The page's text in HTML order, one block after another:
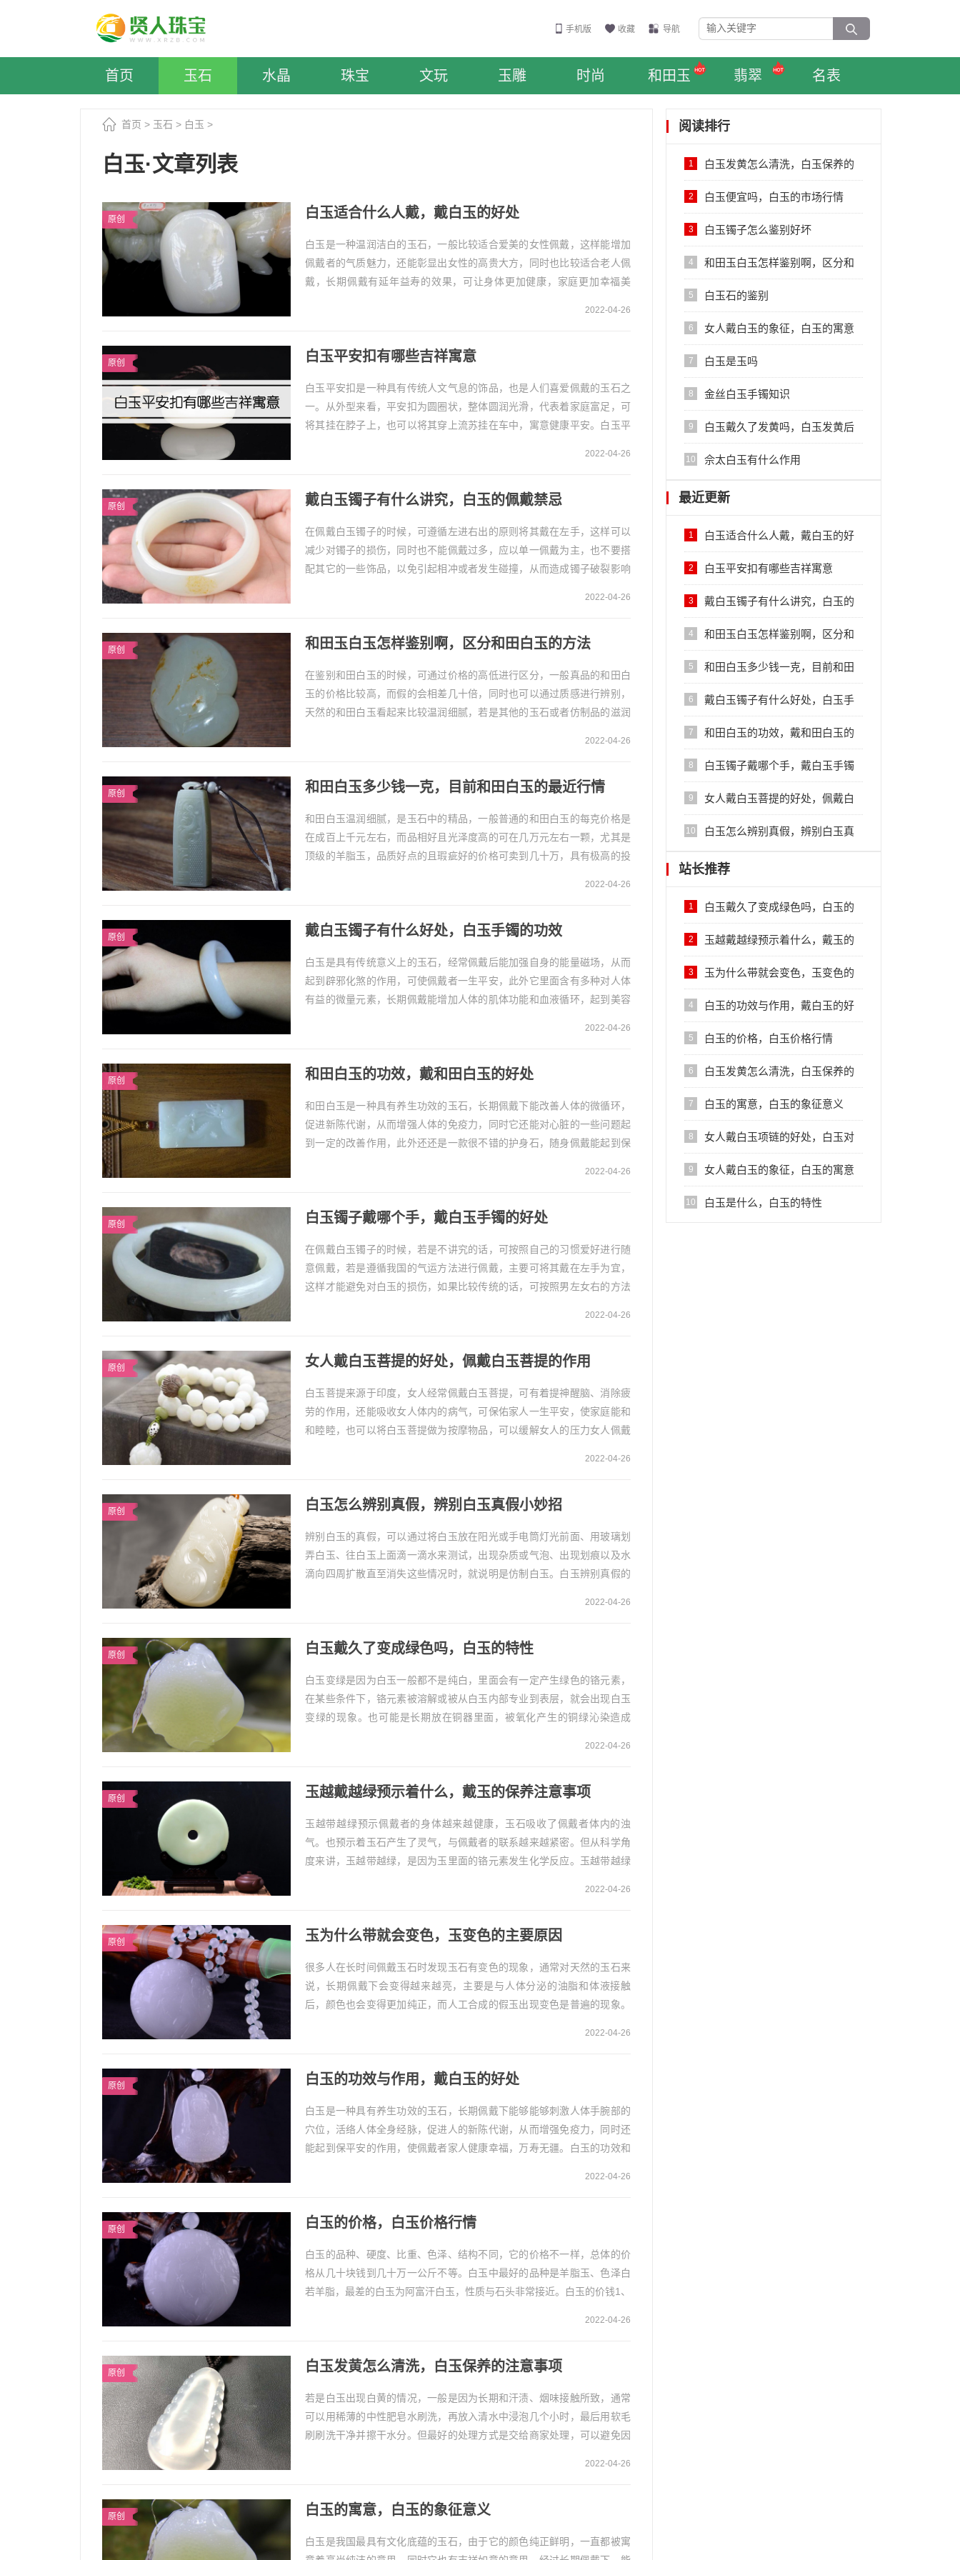
手机版 收藏 导航
首页 玉石 水晶 珠宝 文玩 玉雕 时尚 和田玉 翡翠 名表
首页 > 玉石 > 白玉 >
白玉·文章列表
原创 白玉适合什么人戴，戴白玉的好处
白玉是一种温润洁白的玉石，一般比较适合爱美的女性佩戴，这样能增加
佩戴者的气质魅力，还能彰显出女性的高贵大方，同时也比较适合老人佩
戴，长期佩戴有延年益寿的效果，可让身体更加健康，家庭更加幸福美
2022-04-26
原创 白玉平安扣有哪些吉祥寓意
白玉平安扣是一种具有传统人文气息的饰品，也是人们喜爱佩戴的玉石之
一。从外型来看，平安扣为圆圈状，整体圆润光滑，代表着家庭富足，可
将其挂在脖子上，也可以将其穿上流苏挂在车中，寓意健康平安。白玉平
2022-04-26
原创 戴白玉镯子有什么讲究，白玉的佩戴禁忌
在佩戴白玉镯子的时候，可遵循左进右出的原则将其戴在左手，这样可以
减少对镯子的损伤，同时也不能佩戴过多，应以单一佩戴为主，也不要搭
配其它的一些饰品，以免引起相冲或者发生碰撞，从而造成镯子破裂影响
2022-04-26
原创 和田玉白玉怎样鉴别啊，区分和田白玉的方法
在鉴别和田白玉的时候，可通过价格的高低进行区分，一般真品的和田白
玉的价格比较高，而假的会相差几十倍，同时也可以通过质感进行辨别，
天然的和田白玉看起来比较温润细腻，若是其他的玉石或者仿制品的滋润
2022-04-26
原创 和田白玉多少钱一克，目前和田白玉的最近行情
和田白玉温润细腻，是玉石中的精品，一般普通的和田白玉的每克价格是
在成百上千元左右，而品相好且光泽度高的可在几万元左右一颗，尤其是
顶级的羊脂玉，品质好点的且瑕疵好的价格可卖到几十万，具有极高的投
2022-04-26
原创 戴白玉镯子有什么好处，白玉手镯的功效
白玉是具有传统意义上的玉石，经常佩戴后能加强自身的能量磁场，从而
起到辟邪化煞的作用，可使佩戴者一生平安，此外它里面含有多种对人体
有益的微量元素，长期佩戴能增加人体的肌体功能和血液循环，起到美容
2022-04-26
原创 和田白玉的功效，戴和田白玉的好处
和田白玉是一种具有养生功效的玉石，长期佩戴下能改善人体的微循环，
促进新陈代谢，从而增强人体的免疫力，同时它还能对心脏的一些问题起
到一定的改善作用，此外还还是一款很不错的护身石，随身佩戴能起到保
2022-04-26
原创 白玉镯子戴哪个手，戴白玉手镯的好处
在佩戴白玉镯子的时候，若是不讲究的话，可按照自己的习惯爱好进行随
意佩戴，若是遵循我国的气运方法进行佩戴，主要可将其戴在左手为宜，
这样才能避免对白玉的损伤，如果比较传统的话，可按照男左女右的方法
2022-04-26
原创 女人戴白玉菩提的好处，佩戴白玉菩提的作用
白玉菩提来源于印度，女人经常佩戴白玉菩提，可有着提神醒脑、消除疲
劳的作用，还能吸收女人体内的病气，可保佑家人一生平安，使家庭能和
和睦睦，也可以将白玉菩提做为按摩物品，可以缓解女人的压力女人佩戴
2022-04-26
原创 白玉怎么辨别真假，辨别白玉真假小妙招
辨别白玉的真假，可以通过将白玉放在阳光或手电筒灯光前面、用玻璃划
弄白玉、往白玉上面滴一滴水来测试，出现杂质或气泡、出现划痕以及水
滴向四周扩散直至消失这些情况时，就说明是仿制白玉。白玉辨别真假的
2022-04-26
原创 白玉戴久了变成绿色吗，白玉的特性
白玉变绿是因为白玉一般都不是纯白，里面会有一定产生绿色的铬元素，
在某些条件下，铬元素被溶解或被从白玉内部专业到表层，就会出现白玉
变绿的现象。也可能是长期放在铜器里面，被氧化产生的铜绿沁染造成
2022-04-26
原创 玉越戴越绿预示着什么，戴玉的保养注意事项
玉越带越绿预示佩戴者的身体越来越健康，玉石吸收了佩戴者体内的浊
气。也预示着玉石产生了灵气，与佩戴者的联系越来越紧密。但从科学角
度来讲，玉越带越绿，是因为玉里面的铬元素发生化学反应。玉越带越绿
2022-04-26
原创 玉为什么带就会变色，玉变色的主要原因
很多人在长时间佩戴玉石时发现玉石有变色的现象，通常对天然的玉石来
说，长期佩戴下会变得越来越亮，主要是与人体分泌的油脂和体液接触
后，颜色也会变得更加纯正，而人工合成的假玉出现变色是普遍的现象。
2022-04-26
原创 白玉的功效与作用，戴白玉的好处
白玉是一种具有养生功效的玉石，长期佩戴下能够能够刺激人体手腕部的
穴位，活络人体全身经脉，促进人的新陈代谢，从而增强免疫力，同时还
能起到保平安的作用，使佩戴者家人健康幸福，万寿无疆。白玉的功效和
2022-04-26
原创 白玉的价格，白玉价格行情
白玉的品种、硬度、比重、色泽、结构不同，它的价格不一样，总体的价
格从几十块钱到几十万一公斤不等。白玉中最好的品种是羊脂玉、色泽白
若羊脂，最差的白玉为阿富汗白玉，性质与石头非常接近。白玉的价钱1、
2022-04-26
原创 白玉发黄怎么清洗，白玉保养的注意事项
若是白玉出现白黄的情况，一般是因为长期和汗渍、烟味接触所致，通常
可以用稀薄的中性肥皂水刷洗，再放入清水中浸泡几个小时，最后用软毛
刷刷洗干净并擦干水分。但最好的处理方式是交给商家处理，可以避免因
2022-04-26
原创 白玉的寓意，白玉的象征意义
白玉是我国最具有文化底蕴的玉石，由于它的颜色纯正鲜明，一直都被寓
阅读排行
1 白玉发黄怎么清洗，白玉保养的
注意事项
2 白玉便宜吗，白玉的市场行情
3 白玉镯子怎么鉴别好坏
4 和田玉白玉怎样鉴别啊，区分和
田白玉的方法
5 白玉石的鉴别
6 女人戴白玉的象征，白玉的寓意
7 白玉是玉吗
8 金丝白玉手镯知识
9 白玉戴久了发黄吗，白玉发黄后
的处理方法
10 佘太白玉有什么作用
最近更新
1 白玉适合什么人戴，戴白玉的好
处
2 白玉平安扣有哪些吉祥寓意
3 戴白玉镯子有什么讲究，白玉的
佩戴禁忌
4 和田玉白玉怎样鉴别啊，区分和
田白玉的方法
5 和田白玉多少钱一克，目前和田
白玉的最近行情
6 戴白玉镯子有什么好处，白玉手
镯的功效
7 和田白玉的功效，戴和田白玉的
好处
8 白玉镯子戴哪个手，戴白玉手镯
的好处
9 女人戴白玉菩提的好处，佩戴白
玉菩提的作用
10 白玉怎么辨别真假，辨别白玉真
假小妙招
站长推荐
1 白玉戴久了变成绿色吗，白玉的
特性
2 玉越戴越绿预示着什么，戴玉的
保养注意事项
3 玉为什么带就会变色，玉变色的
主要原因
4 白玉的功效与作用，戴白玉的好
处
5 白玉的价格，白玉价格行情
6 白玉发黄怎么清洗，白玉保养的
注意事项
7 白玉的寓意，白玉的象征意义
8 女人戴白玉项链的好处，白玉对
人体的作用
9 女人戴白玉的象征，白玉的寓意
10 白玉是什么，白玉的特性